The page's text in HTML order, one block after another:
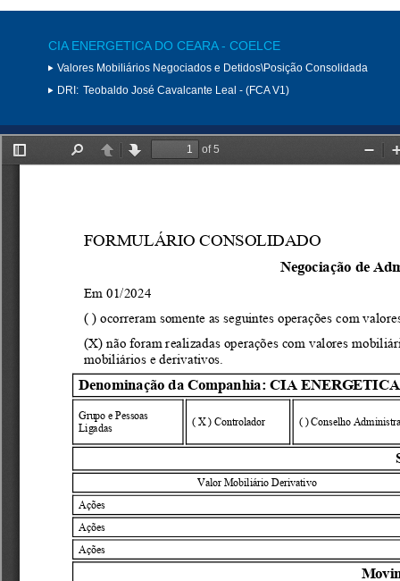
CIA ENERGETICA DO CEARA - COELCE
Valores Mobiliários Negociados e Detidos\Posição Consolidada
DRI: Teobaldo José Cavalcante Leal - (FCA V1)